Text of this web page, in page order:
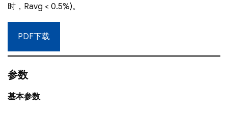
时，Ravg < 0.5%)。
PDF下载
参数
基本参数